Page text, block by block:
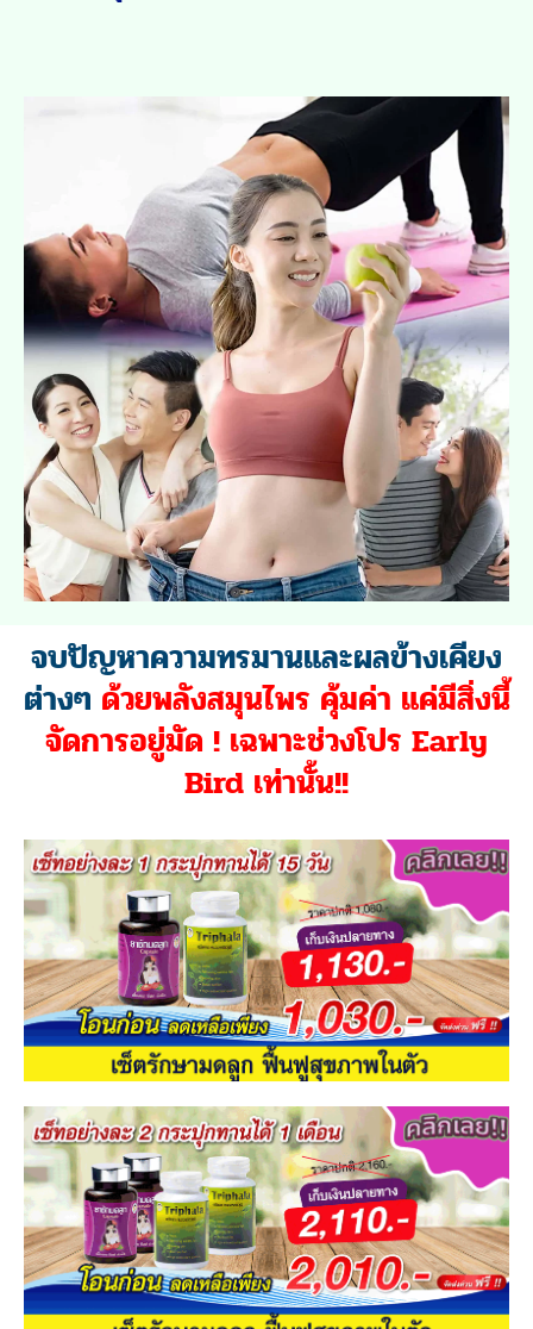
ลดอาการปวดประจำเดือน หน่วงๆ ทะลุไป
รักษาช็อคโกแลตซีสต์ ถุงนํ้ารังไข่ เนื้องอก
มดลูก จากภายใน
ปรับสมดุลย์ประจำเดือน มาบ่อย มาถี่ มาไม่
ปกติ
ไม่ต้องรับผลเสียจากยาเคมี ไม่เสี่ยงกับการ
ผ่าตัด
ฟื้นฟูบำรุงมดลูกจากภายใน ด้วยสารสกัด
จากสมุนไพรธรรมชาติ 100% เบาตัว
สดชื่นกระปรี่กระเปร
เต็มที่
มีบุตรได้ตามปกติ ไม่ลดเปอร์เซ็นต์การมี
จบปัญหาความทรมานและผลข้างเคียง